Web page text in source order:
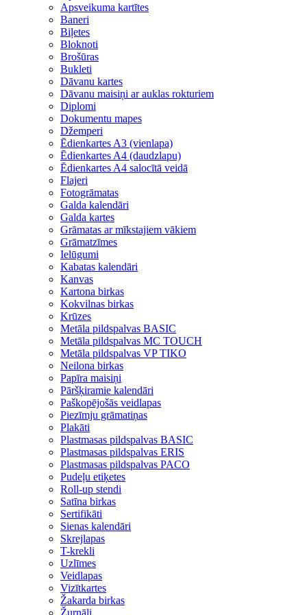
Apsveikuma kartītes
Baneri
Biļetes
Bloknoti
Brošūras
Bukleti
Dāvanu kartes
Dāvanu maisiņi ar auklas rokturiem
Diplomi
Dokumentu mapes
Džemperi
Ēdienkartes A3 (vienlapa)
Ēdienkartes A4 (daudzlapu)
Ēdienkartes A4 salocītā veidā
Flajeri
Fotogrāmatas
Galda kalendāri
Galda kartes
Grāmatas ar mīkstajiem vākiem
Grāmatzīmes
Ielūgumi
Kabatas kalendāri
Kanvas
Kartona birkas
Kokvilnas birkas
Krūzes
Metāla pildspalvas BASIC
Metāla pildspalvas MC TOUCH
Metāla pildspalvas VP TIKO
Neilona birkas
Papīra maisiņi
Pāršķiramie kalendāri
Paškopējošās veidlapas
Piezīmju grāmatiņas
Plakāti
Plastmasas pildspalvas BASIC
Plastmasas pildspalvas ERIS
Plastmasas pildspalvas PACO
Pudeļu etiķetes
Roll-up stendi
Satīna birkas
Sertifikāti
Sienas kalendāri
Skrejlapas
T-krekli
Uzlīmes
Veidlapas
Vizītkartes
Žakarda birkas
Žurnāli